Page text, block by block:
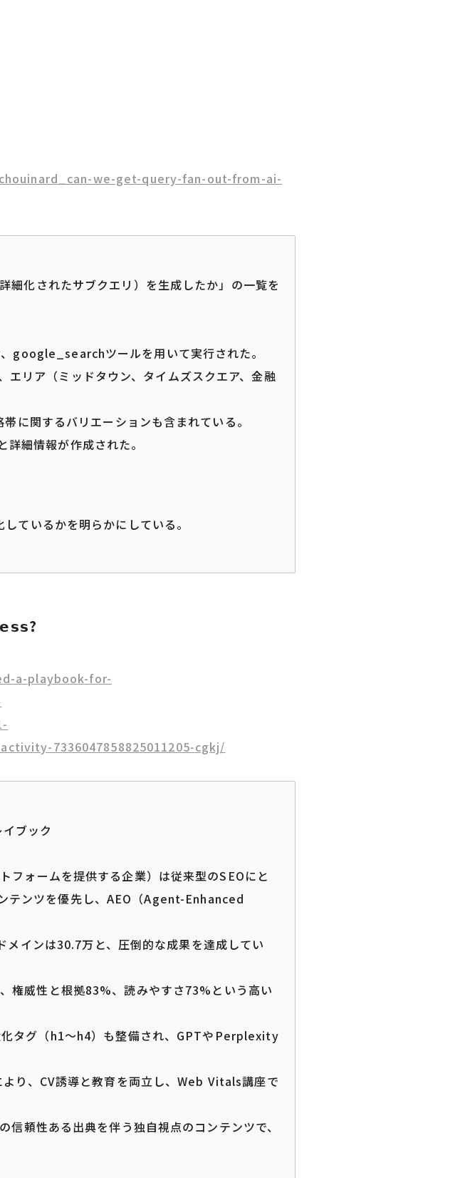
we-get-query-fan-out-from-ai-
細化されたサブクエリ）を生成したか」の一覧を
google_searchツールを用いて実行された。
リア（ミッドタウン、タイムズスクエア、金融
関するバリエーションも含まれている。
細情報が作成された。
ているかを明らかにしている。
a-playbook-for-
7336047858825011205-cgkj/
ブック
ォームを提供する企業）は従来型のSEOにと
テンツを優先し、AEO（Agent-Enhanced
インは30.7万と、圧倒的な成果を達成してい
権威性と根拠83%、読みやすさ73%という高い
タグ（h1〜h4）も整備され、GPTやPerplexity
り、CV誘導と教育を両立し、Web Vitals講座で
頼性ある出典を伴う独自視点のコンテンツで、